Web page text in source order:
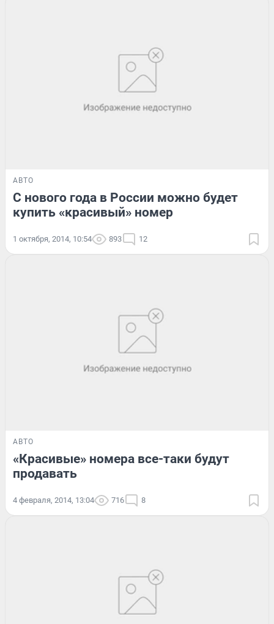
АВТО
С нового года в России можно будет
купить «красивый» номер
1 октября, 2014, 10:54 893 12
АВТО
«Красивые» номера все-таки будут
продавать
4 февраля, 2014, 13:04 716 8